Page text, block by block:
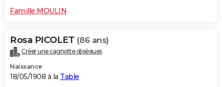
Famille MOULIN
Rosa PICOLET (86 ans)
Créer une cagnotte obsèques
Naissance
18/05/1908 à la Table